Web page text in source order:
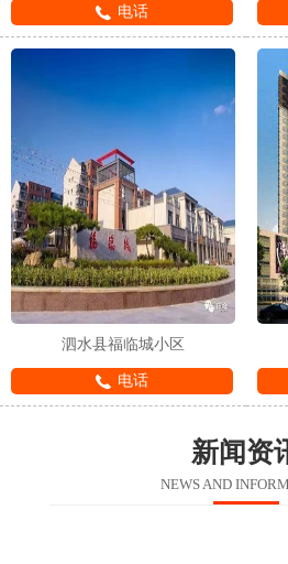
电话
泗水县福临城小区
电话
新闻资
NEWS AND